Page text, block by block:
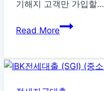
기해지 고객만 가입할…
Read MoreDB
열